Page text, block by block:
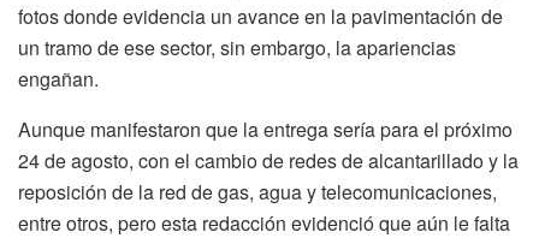
fotos donde evidencia un avance en la pavimentación de
un tramo de ese sector, sin embargo, la apariencias
engañan.
Aunque manifestaron que la entrega sería para el próximo
24 de agosto, con el cambio de redes de alcantarillado y la
reposición de la red de gas, agua y telecomunicaciones,
entre otros, pero esta redacción evidenció que aún le falta